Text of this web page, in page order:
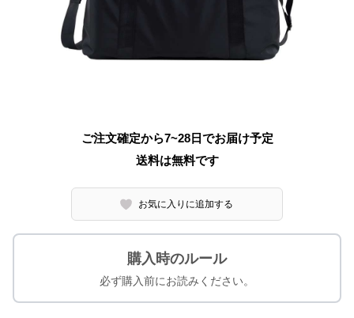
ご注文確定から7~28日でお届け予定
送料は無料です
お気に入りに追加する
購入時のルール
必ず購入前にお読みください。